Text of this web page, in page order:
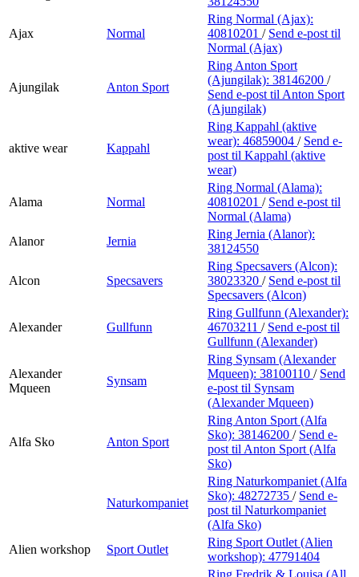
Ajax Normal
Ring Normal (Ajax):
40810201 / Send e-post til
Normal (Ajax)
Ajungilak Anton Sport
Ring Anton Sport
(Ajungilak): 38146200 /
Send e-post til Anton Sport
(Ajungilak)
aktive wear Kappahl
Ring Kappahl (aktive
wear): 46859004 / Send e-
post til Kappahl (aktive
wear)
Alama Normal
Ring Normal (Alama):
40810201 / Send e-post til
Normal (Alama)
Alanor
Jernia
Ring Jernia (Alanor):
38124550
Alcon Specsavers
Ring Specsavers (Alcon):
38023320 / Send e-post til
Specsavers (Alcon)
Alexander Gullfunn
Ring Gullfunn (Alexander):
46703211 / Send e-post til
Gullfunn (Alexander)
Alexander
Mqueen
Synsam
Ring Synsam (Alexander
Mqueen): 38100110 / Send
e-post til Synsam
(Alexander Mqueen)
Alfa Sko Anton Sport
Ring Anton Sport (Alfa
Sko): 38146200 / Send e-
post til Anton Sport (Alfa
Sko)
Naturkompaniet
Ring Naturkompaniet (Alfa
Sko): 48272735 / Send e-
post til Naturkompaniet
(Alfa Sko)
Alien workshop
Sport Outlet
Ring Sport Outlet (Alien
workshop): 47791404
Ring Fredrik & Louisa (All